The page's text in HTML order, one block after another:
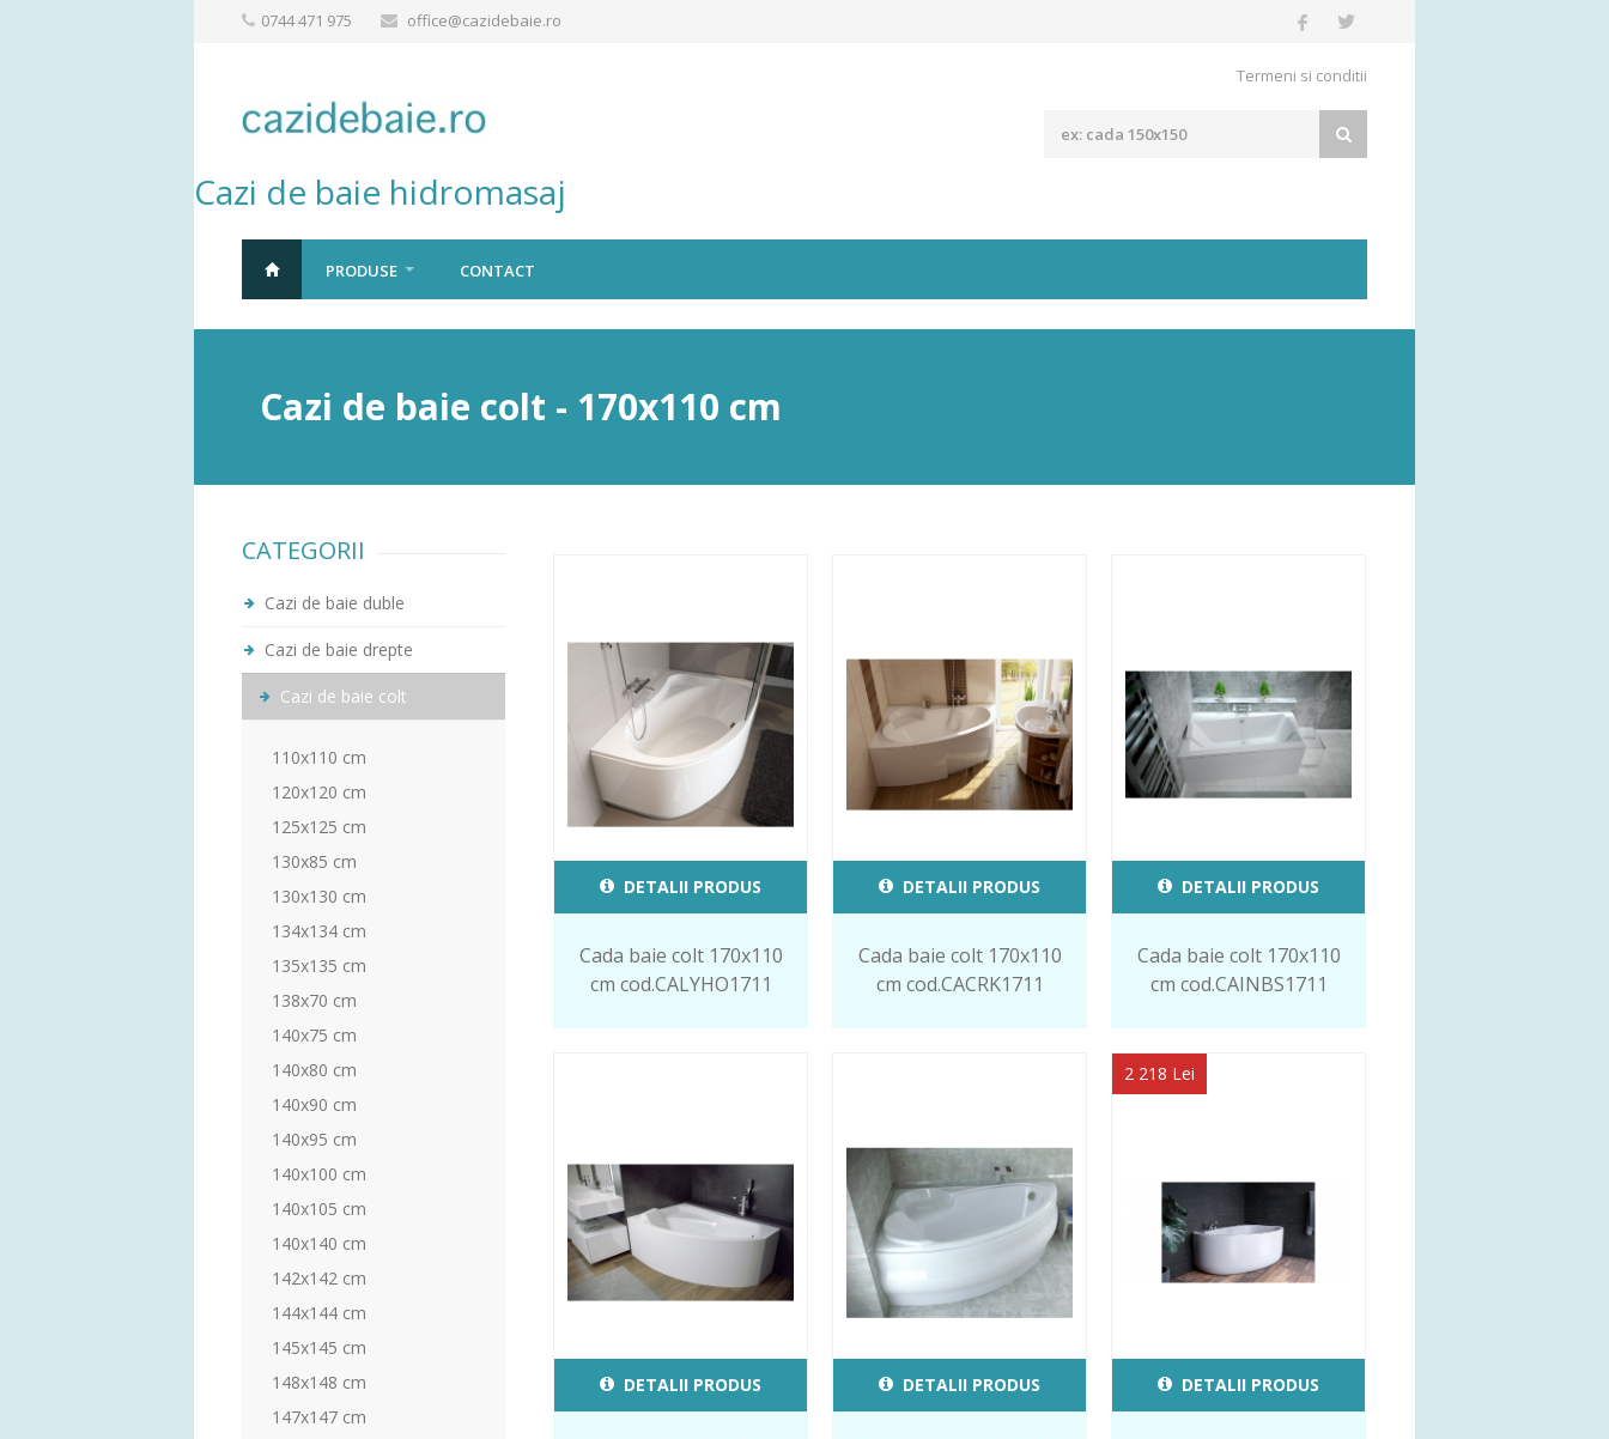
0744 471 975 office@cazidebaie.ro
Termeni si conditii
Cazi de baie hidromasaj
PRODUSE CONTACT
Cazi de baie colt - 170x110 cm
CATEGORII
Cazi de baie duble
Cazi de baie drepte
Cazi de baie colt
110x110 cm
120x120 cm
125x125 cm
130x85 cm
130x130 cm
134x134 cm
135x135 cm
138x70 cm
140x75 cm
140x80 cm
140x90 cm
140x95 cm
140x100 cm
140x105 cm
140x140 cm
142x142 cm
144x144 cm
145x145 cm
148x148 cm
147x147 cm
DETALII PRODUS
Cada baie colt 170x110
cm cod.CALYHO1711
DETALII PRODUS
Cada baie colt 170x110
cm cod.CACRK1711
DETALII PRODUS
Cada baie colt 170x110
cm cod.CAINBS1711
DETALII PRODUS DETALII PRODUS
2 218 Lei
DETALII PRODUS